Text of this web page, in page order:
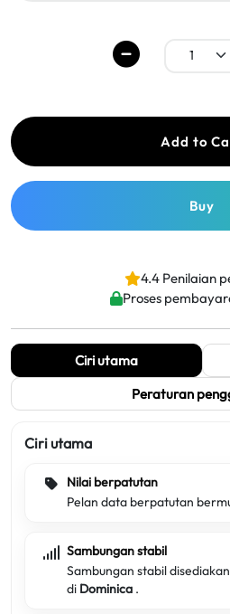
Add to
Buy
4.4 Penilaian
Proses
Ciri utama
Peraturan
Ciri utama
Nilai berpatutan
Pelan data berpatutan
Sambungan stabil
Sambungan stabil
di Dominica .